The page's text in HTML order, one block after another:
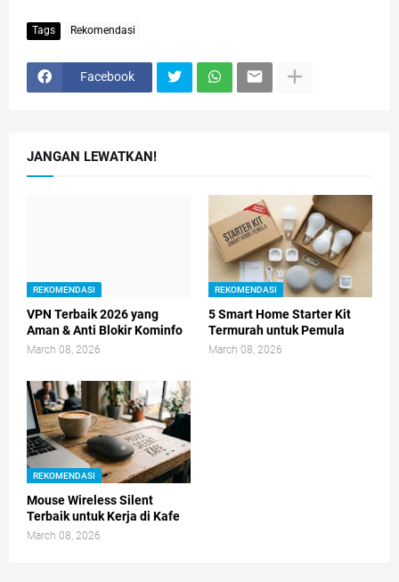
Tags Rekomendasi
Facebook
JANGAN LEWATKAN!
REKOMENDASI
VPN Terbaik 2026 yang
Aman & Anti Blokir Kominfo
March 08, 2026
REKOMENDASI
5 Smart Home Starter Kit
Termurah untuk Pemula
March 08, 2026
REKOMENDASI
Mouse Wireless Silent
Terbaik untuk Kerja di Kafe
March 08, 2026